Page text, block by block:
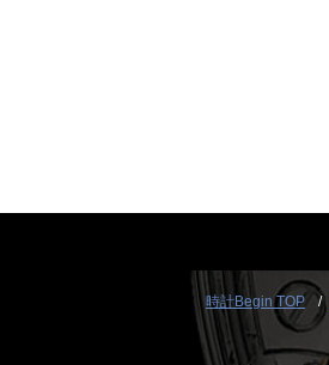
時計Begin TOP